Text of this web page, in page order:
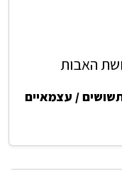
האבות
/ עצמאיים